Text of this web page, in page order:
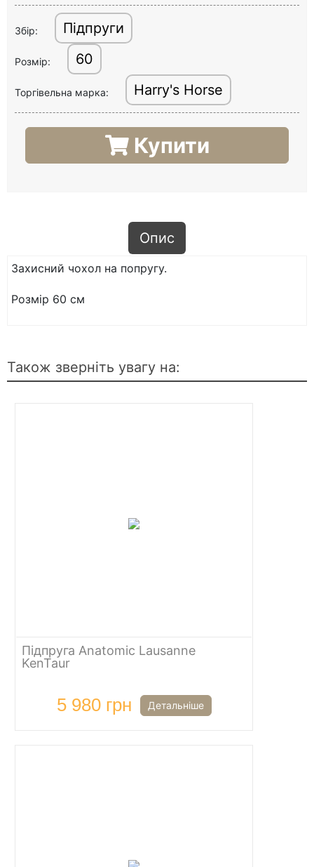
Збір: Підпруги
Розмір: 60
Торгівельна марка: Harry's Horse
Купити
Опис
Захисний чохол на попругу.
Розмір 60 см
Також зверніть увагу на:
Підпруга Anatomic Lausanne
KenTaur
5 980 грн Детальніше